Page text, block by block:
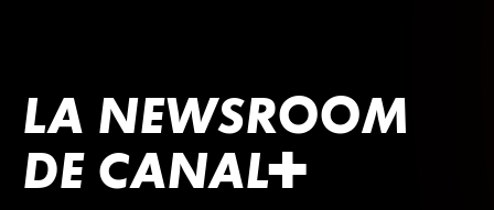
LA NEWSROOM
DE CANAL+